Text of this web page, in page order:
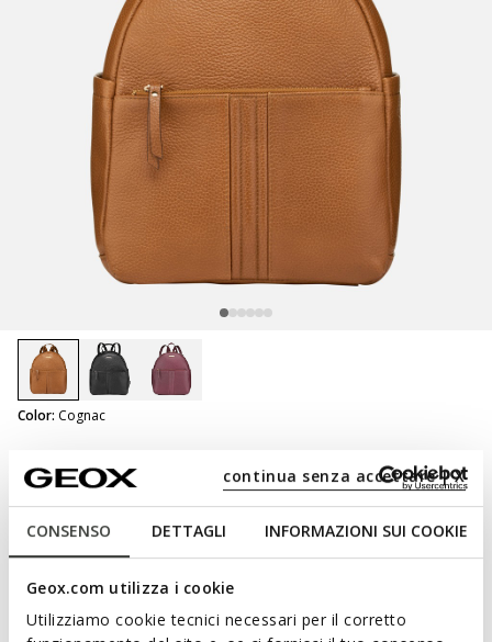
CONSENSO DETTAGLI INFORMAZIONI SUI COOKIE
Geox.com utilizza i cookie
Utilizziamo cookie tecnici necessari per il corretto
continua senza accettare | X
Eliebeth Backpack Woman
Backpack
Color: Cognac
selected
We are sorry! It is not possible to purchase this item in the